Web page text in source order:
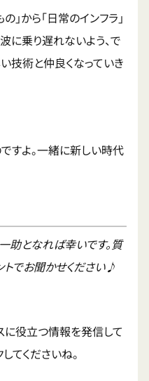
」から「日常のインフラ」
に乗り遅れないよう、で
技術と仲良くなっていき
すよ。一緒に新しい時代
助となれば幸いです。質
でお聞かせください♪
に役立つ情報を発信して
てくださいね。